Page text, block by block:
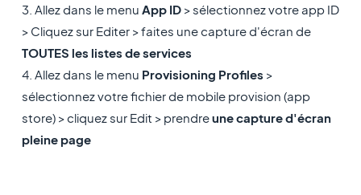
3. Allez dans le menu App ID> sélectionnez votre app ID
> Cliquez sur Editer > faites une capture d'écran de
TOUTES les listes de services
4. Allez dans le menu Provisioning Profiles >
sélectionnez votre fichier de mobile provision (app
store) > cliquez sur Edit > prendreune capture d'écran
pleine page